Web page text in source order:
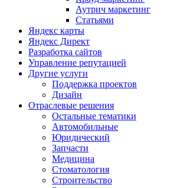
Аутрич маркетинг
Статьями
Яндекс карты
Яндекс Директ
Разработка сайтов
Управление репутацией
Другие услуги
Поддержка проектов
Дизайн
Отраслевые решения
Остальные тематики
Автомобильные
Юридический
Запчасти
Медицина
Стоматология
Строительство